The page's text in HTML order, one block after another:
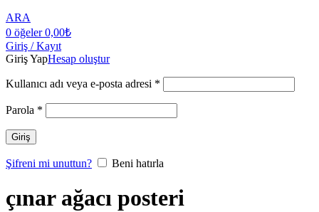
ARA
0 öğeler 0,00₺
Giriş / Kayıt
Giriş YapHesap oluştur
Kullanıcı adı veya e-posta adresi *
Parola *
Giriş
Şifreni mi unuttun? Beni hatırla
çınar ağacı posteri